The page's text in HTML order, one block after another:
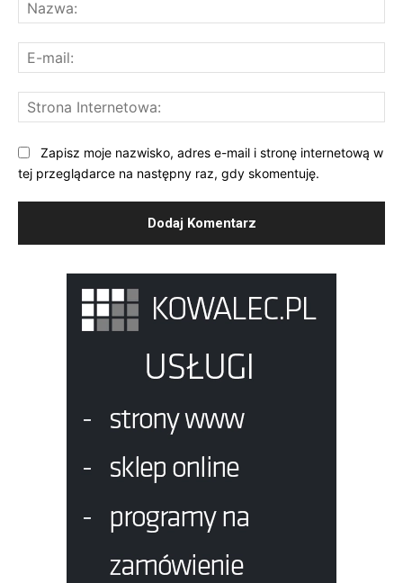
Zapisz moje nazwisko, adres e-mail i stronę internetową w
tej przeglądarce na następny raz, gdy skomentuję.